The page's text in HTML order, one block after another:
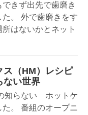
きず出先で歯磨き
。 外で歯磨きをす
はないかとネット
ス（HM）レシピ
い世界
知らない ホットケ
。 番組のオープニ